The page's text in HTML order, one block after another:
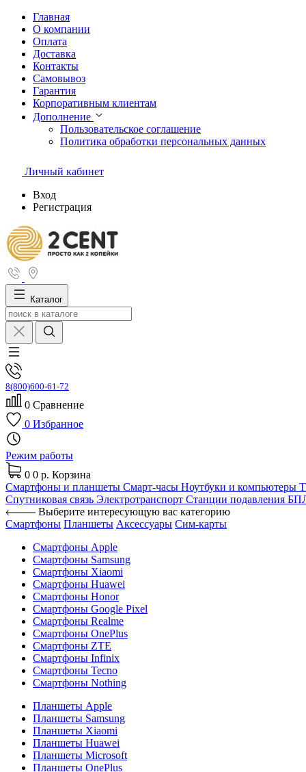
Главная
О компании
Оплата
Доставка
Контакты
Самовывоз
Гарантия
Корпоративным клиентам
Дополнение
Пользовательское соглашение
Политика обработки персональных данных
Личный кабинет
Вход
Регистрация
Каталог
8(800)600-61-72
0 Сравнение
0 Избранное
Режим работы
0 0 р. Корзина
Смартфоны и планшеты Смарт-часы Ноутбуки и компьютеры
Спутниковая связь Электротранспорт Станции подавления
Выберите интересующую вас категорию
Смартфоны Планшеты Аксессуары Сим-карты
Смартфоны Apple
Смартфоны Samsung
Смартфоны Xiaomi
Смартфоны Huawei
Смартфоны Honor
Смартфоны Google Pixel
Смартфоны Realme
Смартфоны OnePlus
Смартфоны ZTE
Смартфоны Infinix
Смартфоны Tecno
Смартфоны Nothing
Планшеты Apple
Планшеты Samsung
Планшеты Xiaomi
Планшеты Huawei
Планшеты Microsoft
Планшеты OnePlus